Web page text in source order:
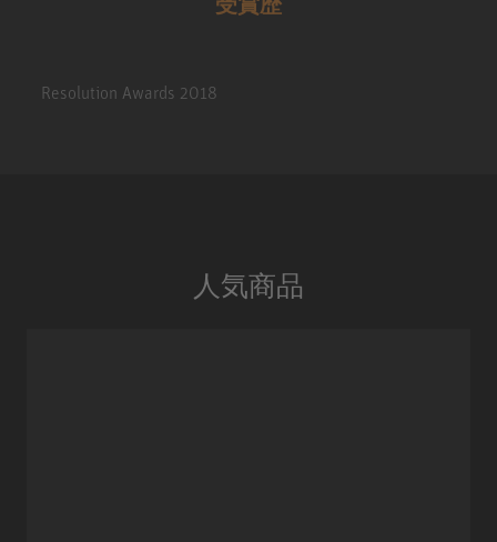
Resolution Awards 2018
人気商品